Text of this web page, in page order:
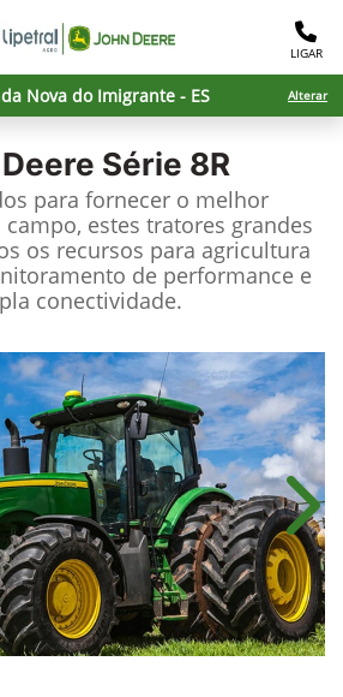
LIGAR
Nova do Imigrante - ES Alterar
Série 8R
para fornecer o melhor
estes tratores grandes
os recursos para agricultura
de performance e
conectividade.